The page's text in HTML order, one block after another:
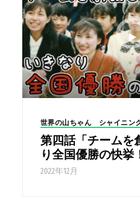
世界の山ちゃん シャイニン
第四話「チームを
り全国優勝の快挙
2022年12月